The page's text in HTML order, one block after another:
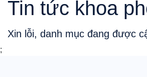
Tin tức khoa
Xin lỗi, danh mục đang được
;